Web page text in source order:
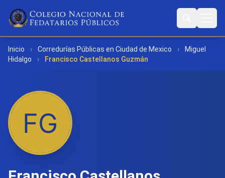
Inicio › Corredurías Públicas en Ciudad de Mexico ›
Miguel
Hidalgo
› Francisco Castellanos Guzmán